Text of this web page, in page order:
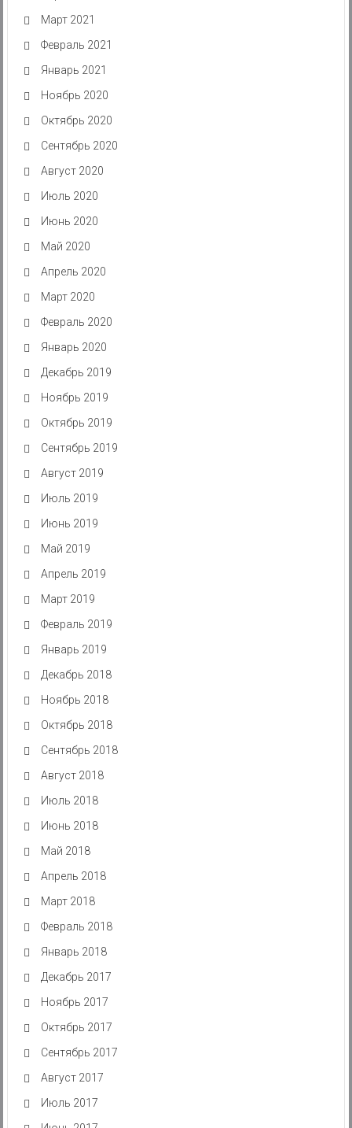
Март 2021
Февраль 2021
Январь 2021
Ноябрь 2020
Октябрь 2020
Сентябрь 2020
Август 2020
Июль 2020
Июнь 2020
Май 2020
Апрель 2020
Март 2020
Февраль 2020
Январь 2020
Декабрь 2019
Ноябрь 2019
Октябрь 2019
Сентябрь 2019
Август 2019
Июль 2019
Июнь 2019
Май 2019
Апрель 2019
Март 2019
Февраль 2019
Январь 2019
Декабрь 2018
Ноябрь 2018
Октябрь 2018
Сентябрь 2018
Август 2018
Июль 2018
Июнь 2018
Май 2018
Апрель 2018
Март 2018
Февраль 2018
Январь 2018
Декабрь 2017
Ноябрь 2017
Октябрь 2017
Сентябрь 2017
Август 2017
Июль 2017